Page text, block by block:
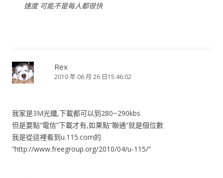
速度 可能不是每人都很快
Rex
2010 年 06 月 26 日15:46:02
我家是3M光纖,下載都可以到280~290kbs
但是要點”電信”下載才有,如果點”聯通”就是個位數
我是從這裡看到u.115.com的
“http://www.freegroup.org/2010/04/u-115/”